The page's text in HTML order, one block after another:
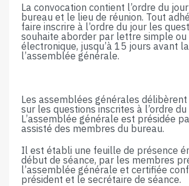
La convocation contient l’ordre du
bureau et le lieu de réunion. Tout
faire inscrire à l’ordre du jour les
souhaite aborder par lettre simple ou
électronique, jusqu’à 15 jours avant
l’assemblée générale.
Les assemblées générales
sur les questions inscrites à l’ordre du
L’assemblée générale est présidée
assisté des membres du bureau.
Il est établi une feuille de présence
début de séance, par les membres
l’assemblée générale et certifiée
président et le secrétaire de séance.